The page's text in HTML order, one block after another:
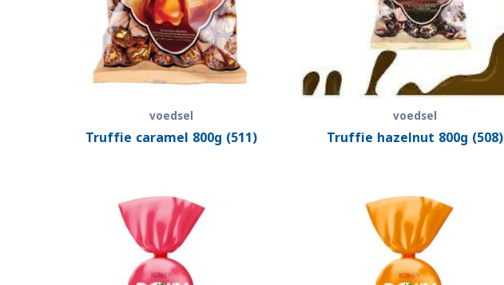
voedsel
Truffie caramel 800g (511)
voedsel
Truffie hazelnut 800g (508)